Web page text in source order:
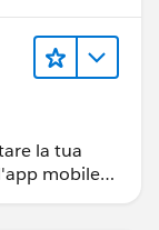
la tua
mobile